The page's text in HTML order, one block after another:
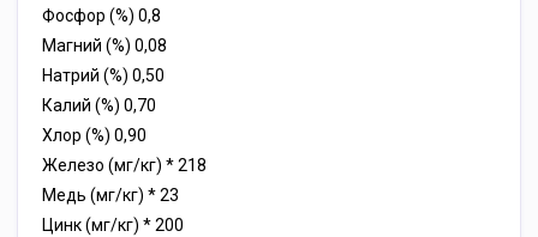
Фосфор (%) 0,8
Магний (%) 0,08
Натрий (%) 0,50
Калий (%) 0,70
Хлор (%) 0,90
Железо (мг/кг) * 218
Медь (мг/кг) * 23
Цинк (мг/кг) * 200